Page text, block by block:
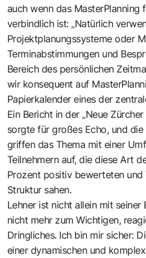
auch wenn das MasterPlanning
verbindlich ist: „Natürlich
Projektplanungssysteme oder
Terminabstimmungen und
Bereich des persönlichen
wir konsequent auf
Papierkalender eines der
Ein Bericht in der „Neue
sorgte für großes Echo, und die
griffen das Thema mit einer
Teilnehmern auf, die diese Art
Prozent positiv bewerteten und
Struktur sahen.
Lehner ist nicht allein mit seiner
nicht mehr zum Wichtigen,
Dringliches. Ich bin mir sicher:
einer dynamischen und